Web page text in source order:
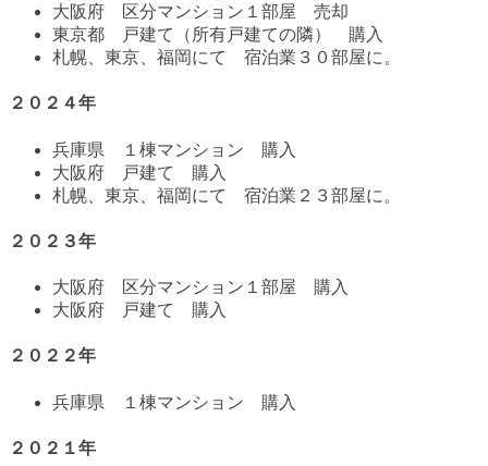
大阪府 区分マンション１部屋 売却
東京都 戸建て（所有戸建ての隣） 購入
札幌、東京、福岡にて 宿泊業３０部屋に。
２０２４年
兵庫県 １棟マンション 購入
大阪府 戸建て 購入
札幌、東京、福岡にて 宿泊業２３部屋に。
２０２３年
大阪府 区分マンション１部屋 購入
大阪府 戸建て 購入
２０２２年
兵庫県 １棟マンション 購入
２０２１年